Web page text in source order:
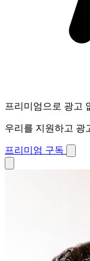
프리미엄으로 광고
우리를 지원하고 광
프리미엄 구독